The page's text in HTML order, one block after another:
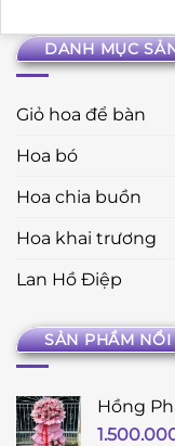
DANH MỤC
Giỏ hoa để bàn
Hoa bó
Hoa chia buồn
Hoa khai trương
Lan Hồ Điệp
SẢN PHẨM
Hồng